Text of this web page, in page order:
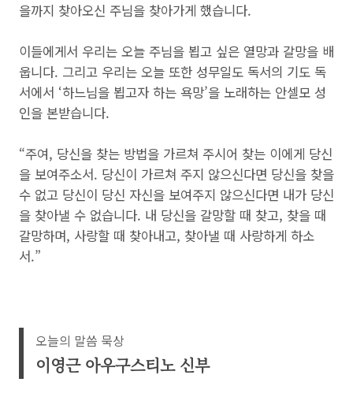
을까지 찾아오신 주님을 찾아가게 했습니다.
이들에게서 우리는 오늘 주님을 뵙고 싶은 열망과 갈망을 배
웁니다. 그리고 우리는 오늘 또한 성무일도 독서의 기도 독
서에서 ‘하느님을 뵙고자 하는 욕망’을 노래하는 안셀모 성
인을 본받습니다.
“주여, 당신을 찾는 방법을 가르쳐 주시어 찾는 이에게 당신
을 보여주소서. 당신이 가르쳐 주지 않으신다면 당신을 찾을
수 없고 당신이 당신 자신을 보여주지 않으신다면 내가 당신
을 찾아낼 수 없습니다. 내 당신을 갈망할 때 찾고, 찾을 때
갈망하며, 사랑할 때 찾아내고, 찾아낼 때 사랑하게 하소
서.”
오늘의 말씀 묵상
이영근 아우구스티노 신부